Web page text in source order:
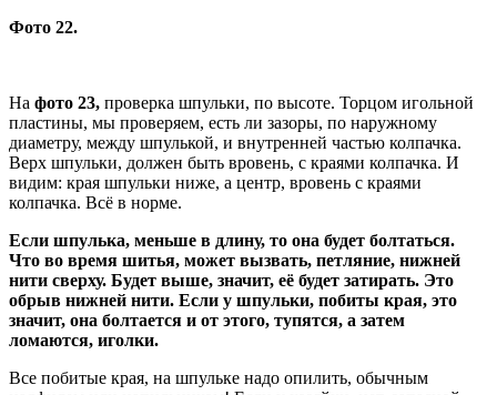
Фото 22.
На фото 23, проверка шпульки, по высоте. Торцом игольной
пластины, мы проверяем, есть ли зазоры, по наружному
диаметру, между шпулькой, и внутренней частью колпачка.
Верх шпульки, должен быть вровень, с краями колпачка. И
видим: края шпульки ниже, а центр, вровень с краями
колпачка. Всё в норме.
Если шпулька, меньше в длину, то она будет болтаться.
Что во время шитья, может вызвать, петляние, нижней
нити сверху. Будет выше, значит, её будет затирать. Это
обрыв нижней нити. Если у шпульки, побиты края, это
значит, она болтается и от этого, тупятся, а затем
ломаются, иголки.
Все побитые края, на шпульке надо опилить, обычным